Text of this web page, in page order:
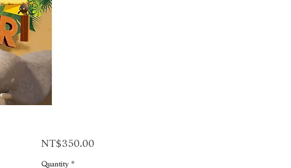
NT$350.00Price
Quantity *